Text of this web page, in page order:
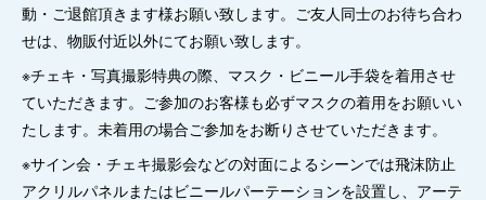
動・ご退館頂きます様お願い致します。ご友人同士のお待ち合わ
せは、物販付近以外にてお願い致します。
※チェキ・写真撮影特典の際、マスク・ビニール手袋を着用させ
ていただきます。ご参加のお客様も必ずマスクの着用をお願いい
たします。未着用の場合ご参加をお断りさせていただきます。
※サイン会・チェキ撮影会などの対面によるシーンでは飛沫防止
アクリルパネルまたはビニールパーテーションを設置し、アーテ